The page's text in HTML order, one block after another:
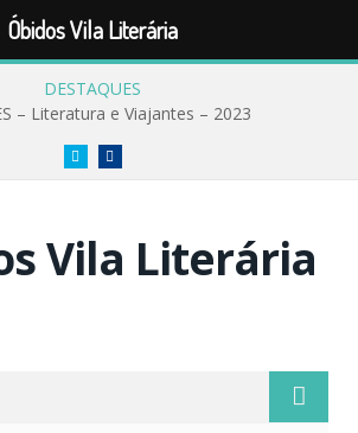
DESTAQUES
– Literatura e Viajantes – 2023
Twitter
Óbidos Vila Literária